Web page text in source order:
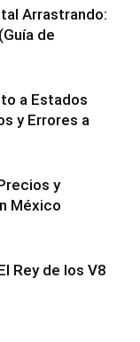
Arrastrando:
de
a Estados
y Errores a
y
México
Rey de los V8